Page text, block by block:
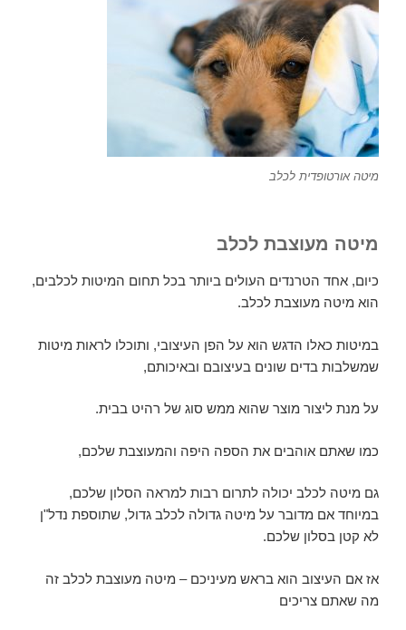
מיטה אורטופדית לכלב
מיטה מעוצבת לכלב
כיום, אחד הטרנדים העולים ביותר בכל תחום המיטות לכלבים,
הוא מיטה מעוצבת לכלב.
במיטות כאלו הדגש הוא על הפן העיצובי, ותוכלו לראות מיטות
שמשלבות בדים שונים בעיצובם ובאיכותם,
על מנת ליצור מוצר שהוא ממש סוג של רהיט בבית.
כמו שאתם אוהבים את הספה היפה והמעוצבת שלכם,
גם מיטה לכלב יכולה לתרום רבות למראה הסלון שלכם,
במיוחד אם מדובר על מיטה גדולה לכלב גדול, שתוספת נדל"ן
לא קטן בסלון שלכם.
אז אם העיצוב הוא בראש מעיניכם – מיטה מעוצבת לכלב זה
מה שאתם צריכים